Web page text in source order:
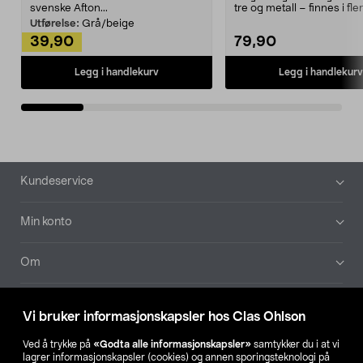
Vi bruker informasjonskapsler hos Clas Ohlson
Ved å trykke på «Godta alle informasjonskapsler» samtykker du i at vi
lagrer informasjonskapsler (cookies) og annen sporingsteknologi på
svenske Afton...
Utførelse: Grå/beige
39,90
Legg i handlekurv
tre og metall – finnes i
79,90
Legg i handlekurv
Bunntekst
Kundeservice
Min konto
Om
Våre selskaper